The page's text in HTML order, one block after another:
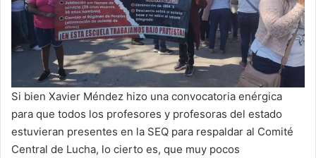
Si bien Xavier Méndez hizo una convocatoria enérgica
para que todos los profesores y profesoras del estado
estuvieran presentes en la SEQ para respaldar al Comité
Central de Lucha, lo cierto es, que muy pocos